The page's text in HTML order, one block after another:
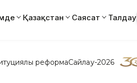
Қазақстан Саясат Талдау
реформаСайлау-2026